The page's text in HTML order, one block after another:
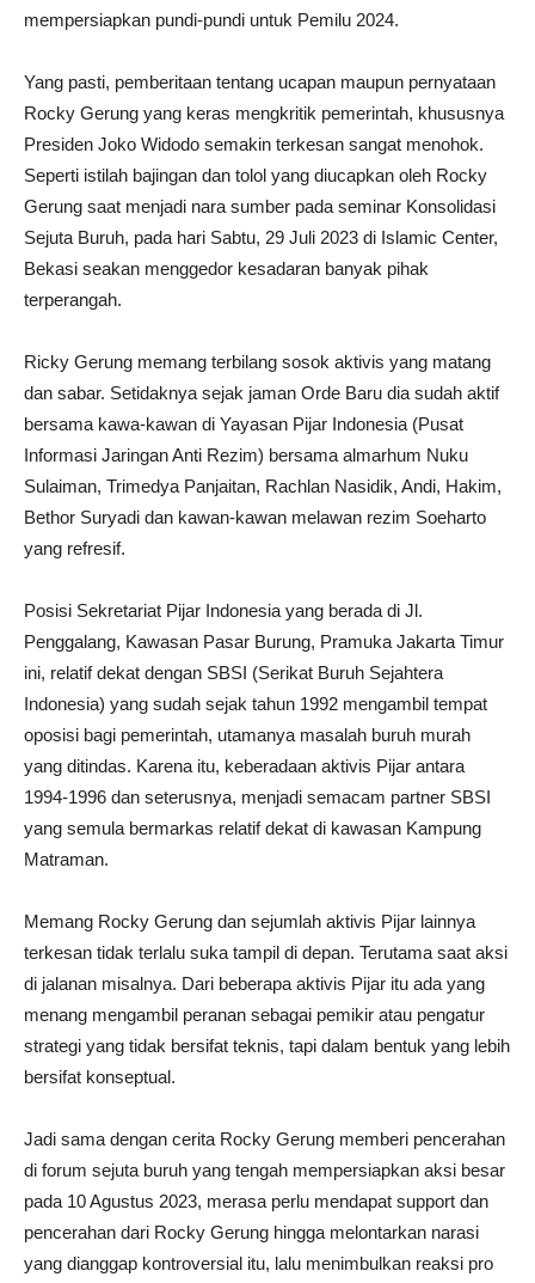
mempersiapkan pundi-pundi untuk Pemilu 2024.
Yang pasti, pemberitaan tentang ucapan maupun pernyataan
Rocky Gerung yang keras mengkritik pemerintah, khususnya
Presiden Joko Widodo semakin terkesan sangat menohok.
Seperti istilah bajingan dan tolol yang diucapkan oleh Rocky
Gerung saat menjadi nara sumber pada seminar Konsolidasi
Sejuta Buruh, pada hari Sabtu, 29 Juli 2023 di Islamic Center,
Bekasi seakan menggedor kesadaran banyak pihak
terperangah.
Ricky Gerung memang terbilang sosok aktivis yang matang
dan sabar. Setidaknya sejak jaman Orde Baru dia sudah aktif
bersama kawa-kawan di Yayasan Pijar Indonesia (Pusat
Informasi Jaringan Anti Rezim) bersama almarhum Nuku
Sulaiman, Trimedya Panjaitan, Rachlan Nasidik, Andi, Hakim,
Bethor Suryadi dan kawan-kawan melawan rezim Soeharto
yang refresif.
Posisi Sekretariat Pijar Indonesia yang berada di Jl.
Penggalang, Kawasan Pasar Burung, Pramuka Jakarta Timur
ini, relatif dekat dengan SBSI (Serikat Buruh Sejahtera
Indonesia) yang sudah sejak tahun 1992 mengambil tempat
oposisi bagi pemerintah, utamanya masalah buruh murah
yang ditindas. Karena itu, keberadaan aktivis Pijar antara
1994-1996 dan seterusnya, menjadi semacam partner SBSI
yang semula bermarkas relatif dekat di kawasan Kampung
Matraman.
Memang Rocky Gerung dan sejumlah aktivis Pijar lainnya
terkesan tidak terlalu suka tampil di depan. Terutama saat aksi
di jalanan misalnya. Dari beberapa aktivis Pijar itu ada yang
menang mengambil peranan sebagai pemikir atau pengatur
strategi yang tidak bersifat teknis, tapi dalam bentuk yang lebih
bersifat konseptual.
Jadi sama dengan cerita Rocky Gerung memberi pencerahan
di forum sejuta buruh yang tengah mempersiapkan aksi besar
pada 10 Agustus 2023, merasa perlu mendapat support dan
pencerahan dari Rocky Gerung hingga melontarkan narasi
yang dianggap kontroversial itu, lalu menimbulkan reaksi pro